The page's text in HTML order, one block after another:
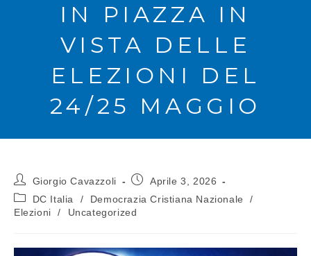
IN PIAZZA IN
VISTA DELLE
ELEZIONI DEL
24/25 MAGGIO
Giorgio Cavazzoli
Aprile 3, 2026
DC Italia
/ Democrazia Cristiana Nazionale
/
Elezioni
/ Uncategorized